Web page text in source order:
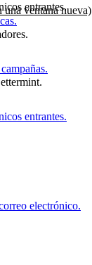
entrantes.
una ventana nueva)
entrantes.
electrónico.